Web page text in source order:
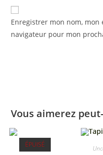
Enregistrer mon nom,
navigateur pour mon
Vous aimerez
ÉPUISÉ